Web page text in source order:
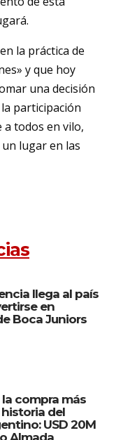
la práctica de
y que hoy
una decisión
participación
todos en vilo,
lugar en las
llega al país
en
Boca Juniors
la compra más
historia del
USD 20M
Almada